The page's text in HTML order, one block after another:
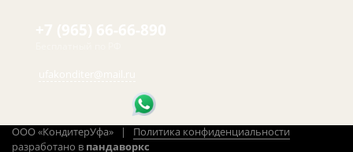
ООО «КондитерУфа» | Политика конфиденциальности
разработано в пандаворкс